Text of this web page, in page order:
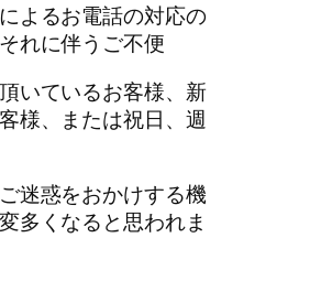
よるお電話の対応の
れに伴うご不便
いているお客様、新
様、または祝日、週
迷惑をおかけする機
多くなると思われま